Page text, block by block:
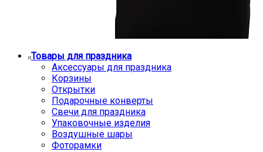
Товары для праздника
Аксессуары для праздника
Корзины
Открытки
Подарочные конверты
Свечи для праздника
Упаковочные изделия
Воздушные шары
Фоторамки